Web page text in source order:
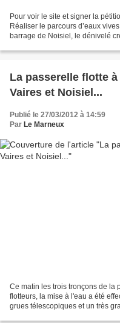
Pour voir le site et signer la
Réaliser le parcours d’eaux
barrage de Noisiel, le dénivelé
La passerelle flotte
Vaires et Noisiel...
Publié le 27/03/2012 à 14:59
Par Le Marneux
Ce matin les trois tronçons de la
flotteurs, la mise à l'eau a été
grues télescopiques et un très